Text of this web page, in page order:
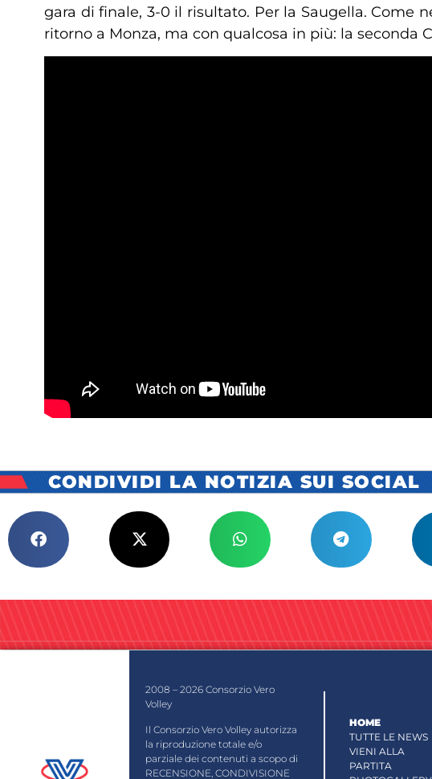
gara di finale, 3-0 il risultato. Per la Saugella. Come
ritorno a Monza, ma con qualcosa in più: la seconda
CONDIVIDI LA NOTIZIA SUI SOCIAL
2008 – 2026 Consorzio Vero
Volley
Il Consorzio Vero Volley autorizza
la riproduzione totale e/o
parziale dei contenuti a scopo di
RECENSIONE, CONDIVISIONE
HOME
TUTTE LE NEWS
VIENI ALLA
PARTITA